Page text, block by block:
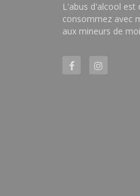
L'abus d'alcool est
consommez avec
aux mineurs de